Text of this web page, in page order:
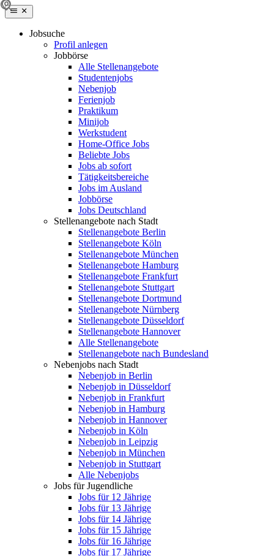
Jobsuche
Profil anlegen
Jobbörse
Alle Stellenangebote
Studentenjobs
Nebenjob
Ferienjob
Praktikum
Minijob
Werkstudent
Home-Office Jobs
Beliebte Jobs
Jobs ab sofort
Tätigkeitsbereiche
Jobs im Ausland
Jobbörse
Jobs Deutschland
Stellenangebote nach Stadt
Stellenangebote Berlin
Stellenangebote Köln
Stellenangebote München
Stellenangebote Hamburg
Stellenangebote Frankfurt
Stellenangebote Stuttgart
Stellenangebote Dortmund
Stellenangebote Nürnberg
Stellenangebote Düsseldorf
Stellenangebote Hannover
Alle Stellenangebote
Stellenangebote nach Bundesland
Nebenjobs nach Stadt
Nebenjob in Berlin
Nebenjob in Düsseldorf
Nebenjob in Frankfurt
Nebenjob in Hamburg
Nebenjob in Hannover
Nebenjob in Köln
Nebenjob in Leipzig
Nebenjob in München
Nebenjob in Stuttgart
Alle Nebenjobs
Jobs für Jugendliche
Jobs für 12 Jährige
Jobs für 13 Jährige
Jobs für 14 Jährige
Jobs für 15 Jährige
Jobs für 16 Jährige
Jobs für 17 Jährige